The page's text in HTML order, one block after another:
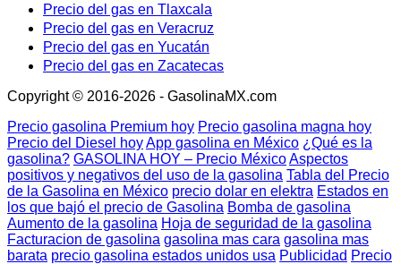
Precio del gas en Tlaxcala
Precio del gas en Veracruz
Precio del gas en Yucatán
Precio del gas en Zacatecas
Copyright © 2016-2026 - GasolinaMX.com
Precio gasolina Premium hoy Precio gasolina magna hoy
Precio del Diesel hoyApp gasolina en México ¿Qué es la
gasolina? GASOLINA HOY – Precio MéxicoAspectos
positivos y negativos del uso de la gasolina Tabla del Precio
de la Gasolina en México precio dolar en elektra Estados en
los que bajó el precio de Gasolina Bomba de gasolina
Aumento de la gasolina Hoja de seguridad de la gasolina
Facturacion de gasolina gasolina mas cara gasolina mas
barata precio gasolina estados unidos usa Publicidad Precio